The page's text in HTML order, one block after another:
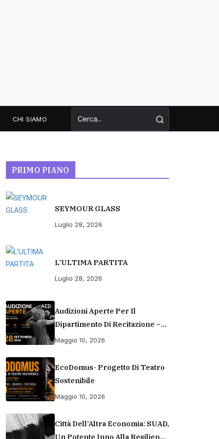
CHI SIAMO
PRIMO PIANO
SEYMOUR GLASS
Luglio 28, 2026
L’ULTIMA PARTITA
Luglio 28, 2026
Audizioni Aperte Per Il
Dipartimento Di Recitazione –
Accademia Europea Di Danza
Recitazione A Roma
Maggio 10, 2026
EcoDomus- Progetto Di Teatro
Sostenibile
Maggio 10, 2026
Città Dell’Altra Economia: SUAD,
Un Potente Inno Alla Resilienza